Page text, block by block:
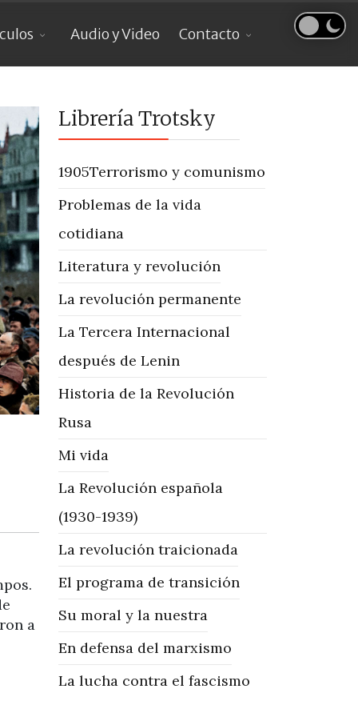
Audio y Video Contacto
a
Librería Trotsky
1905Terrorismo y comunismo
Problemas de la vida
cotidiana
Literatura y revolución
La revolución permanente
La Tercera Internacional
después de Lenin
Historia de la Revolución
Rusa
Mi vida
La Revolución española
(1930-1939)
La revolución traicionada
El programa de transición
Su moral y la nuestra
En defensa del marxismo
La lucha contra el fascismo